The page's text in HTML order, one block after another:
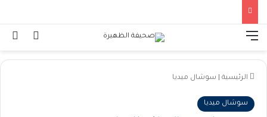
تسجيل القائمة
الرئيسية سوشال ميديا
سوشال ميديا